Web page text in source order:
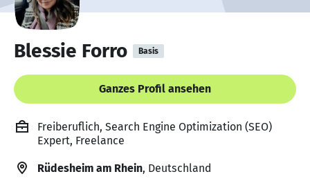
Blessie Forro Basis
Ganzes Profil ansehen
Freiberuflich, Search Engine Optimization (SEO)
Expert, Freelance
Rüdesheim am Rhein, Deutschland